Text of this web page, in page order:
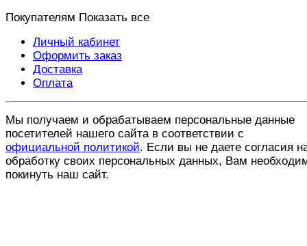
Покупателям Показать все
Личный кабинет
Оформить заказ
Доставка
Оплата
Мы получаем и обрабатываем персональные данные
посетителей нашего сайта в соответствии с
официальной политикой. Если вы не даете согласия
обработку своих персональных данных, Вам
покинуть наш сайт.